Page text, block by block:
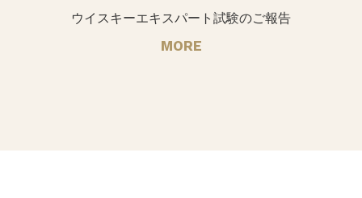
ウイスキーエキスパート試験のご報告
MORE